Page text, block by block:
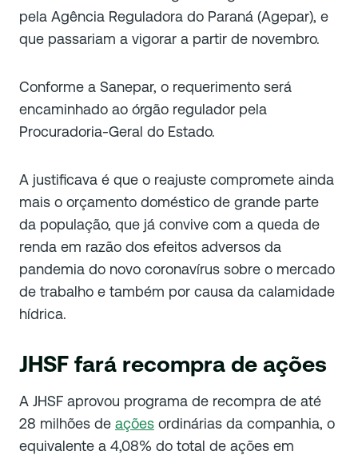
pela Agência Reguladora do Paraná (Agepar), e
que passariam a vigorar a partir de novembro.
Conforme a Sanepar, o requerimento será
encaminhado ao órgão regulador pela
Procuradoria-Geral do Estado.
A justificava é que o reajuste compromete ainda
mais o orçamento doméstico de grande parte
da população, que já convive com a queda de
renda em razão dos efeitos adversos da
pandemia do novo coronavírus sobre o mercado
de trabalho e também por causa da calamidade
hídrica.
JHSF fará recompra de ações
A JHSF aprovou programa de recompra de até
28 milhões de ações ordinárias da companhia, o
equivalente a 4,08% do total de ações em